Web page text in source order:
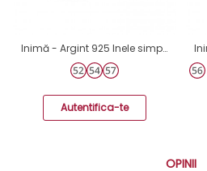
Inimă - Argint 925 Inele simple A4S46762
Autentifica-te
OPINII